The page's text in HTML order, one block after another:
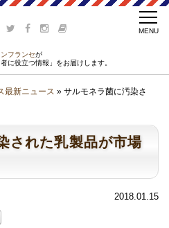
フランセが
に役立つ情報」をお届けします。
最新ニュース » サルモネラ菌に汚染さ
された乳製品が市場
2018.01.15